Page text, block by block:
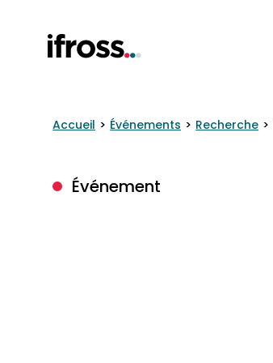
Accueil Événements Recherche
Événement